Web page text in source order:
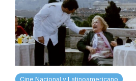
Cine Nacional y Latinoamericano